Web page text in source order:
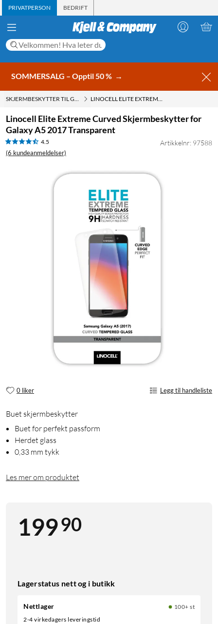
PRIVATPERSON BEDRIFT
SOMMERSALG – Opptil 50 % →
SKJERMBESKYTTER TIL GALAXY A5 LINOCELL ELITE EXTREME CURVED SKJERMBESKYTTER FOR GALAXY A5 2017 TRANSPARENT
Linocell Elite Extreme Curved Skjermbeskytter for
Galaxy A5 2017 Transparent
4.5
(6 kundeanmeldelser)
Artikkelnr: 97588
0 liker Legg til handleliste
Buet skjermbeskytter
Buet for perfekt passform
Herdet glass
0,33 mm tykk
Les mer om produktet
19990
Lagerstatus nett og i butikk
Nettlager
100+ st
2-4 virkedagers leveringstid